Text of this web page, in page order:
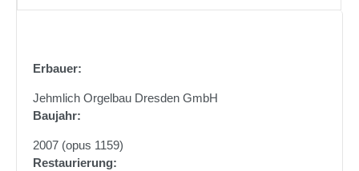
Erbauer:
Jehmlich Orgelbau Dresden GmbH
Baujahr:
2007 (opus 1159)
Restaurierung: